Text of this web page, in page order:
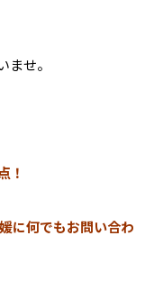
せ。
！
に何でもお問い合わ